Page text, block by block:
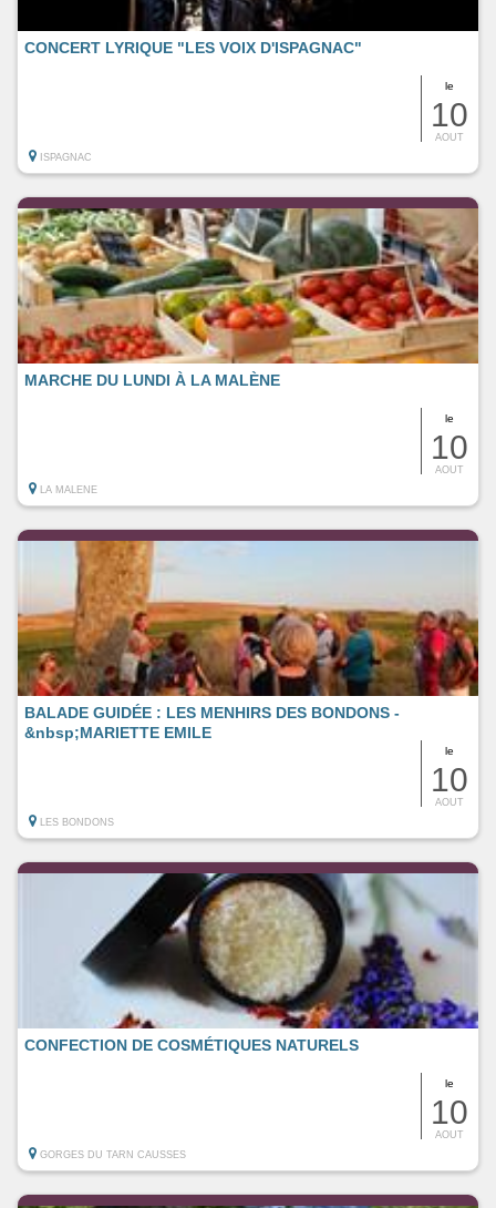
le
10
AOUT
CONCERT LYRIQUE "LES VOIX D'ISPAGNAC"
ISPAGNAC
le
10
AOUT
MARCHE DU LUNDI À LA MALÈNE
LA MALENE
le
10
AOUT
BALADE GUIDÉE : LES MENHIRS DES BONDONS -
&nbsp;MARIETTE EMILE
LES BONDONS
le
10
AOUT
CONFECTION DE COSMÉTIQUES NATURELS
GORGES DU TARN CAUSSES